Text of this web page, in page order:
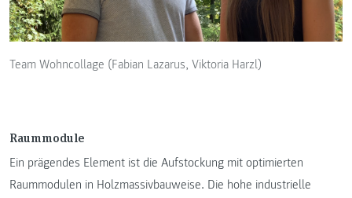
Team Wohncollage (Fabian Lazarus, Viktoria Harzl)
Raummodule
Ein prägendes Element ist die Aufstockung mit optimierten
Raummodulen in Holzmassivbauweise. Die hohe industrielle